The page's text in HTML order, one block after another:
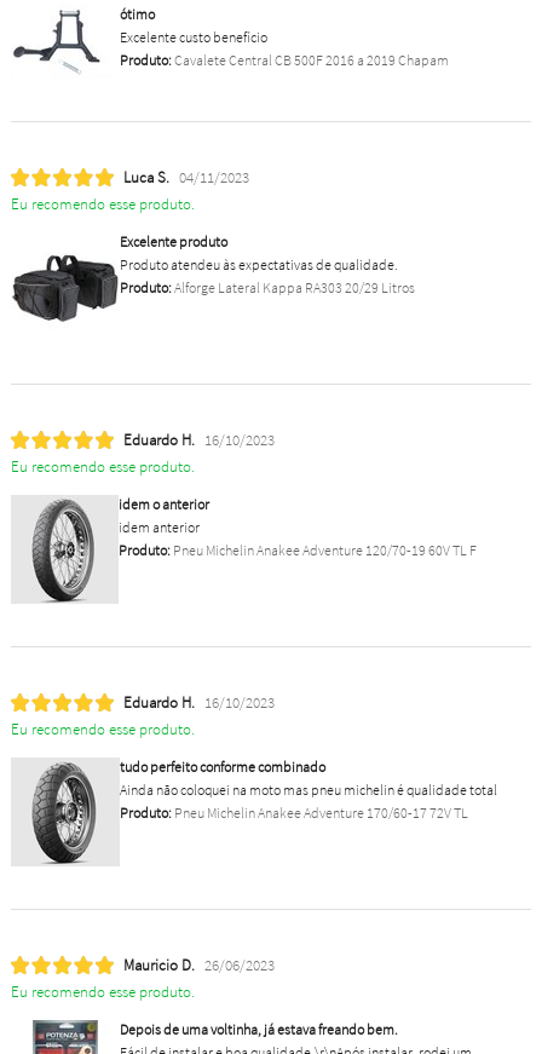
ótimo
Excelente custo benefício
Produto:Cavalete Central CB 500F 2016 a 2019 Chapam
Luca S. 04/11/2023
Eu recomendo esse produto.
Excelente produto
Produto atendeu às expectativas de qualidade.
Produto:Alforge Lateral Kappa RA303 20/29 Litros
Eduardo H. 16/10/2023
Eu recomendo esse produto.
idem o anterior
idem anterior
Produto:Pneu Michelin Anakee Adventure 120/70-19 60V TL F
Eduardo H. 16/10/2023
Eu recomendo esse produto.
tudo perfeito conforme combinado
Ainda não coloquei na moto mas pneu michelin é qualidade total
Produto:Pneu Michelin Anakee Adventure 170/60-17 72V TL
Mauricio D. 26/06/2023
Eu recomendo esse produto.
Depois de uma voltinha, já estava freando bem.